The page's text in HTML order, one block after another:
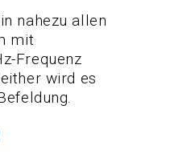
nahezu allen
mit
Frequenz
wird es